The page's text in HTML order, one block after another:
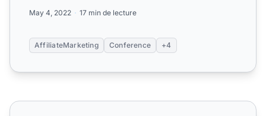
May 4, 2022 17 min de lecture
AffiliateMarketing Conference +4
Top 15 des conférences sur le marketing affiliation en